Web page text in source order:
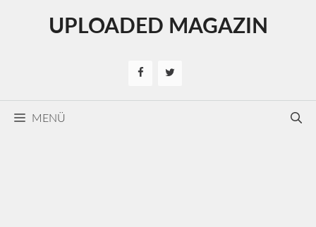
UPLOADED MAGAZIN
MENÜ